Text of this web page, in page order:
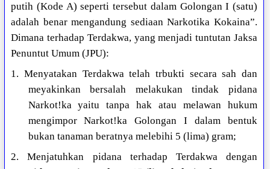
putih (Kode A) seperti tersebut dalam Golongan I (satu)
adalah benar mengandung sediaan Narkotika Kokaina”.
Dimana terhadap Terdakwa, yang menjadi tuntutan Jaksa
Penuntut Umum (JPU):
1. Menyatakan Terdakwa telah trbukti secara sah dan
meyakinkan bersalah melakukan tindak pidana
Narkot!ka yaitu tanpa hak atau melawan hukum
mengimpor Narkot!ka Golongan I dalam bentuk
bukan tanaman beratnya melebihi 5 (lima) gram;
2. Menjatuhkan pidana terhadap Terdakwa dengan